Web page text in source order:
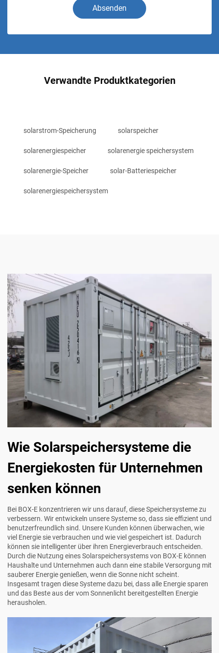
Absenden
Verwandte Produktkategorien
solarstrom-Speicherung solarspeicher
solarenergiespeicher solarenergie speichersystem
solarenergie-Speicher solar-Batteriespeicher
solarenergiespeichersystem
Wie Solarspeichersysteme die
Energiekosten für Unternehmen
senken können
Bei BOX-E konzentrieren wir uns darauf, diese Speichersysteme zu
verbessern. Wir entwickeln unsere Systeme so, dass sie effizient und
benutzerfreundlich sind. Unsere Kunden können überwachen, wie
viel Energie sie verbrauchen und wie viel gespeichert ist. Dadurch
können sie intelligenter über ihren Energieverbrauch entscheiden.
Durch die Nutzung eines Solarspeichersystems von BOX-E können
Haushalte und Unternehmen auch dann eine stabile Versorgung mit
sauberer Energie genießen, wenn die Sonne nicht scheint.
Insgesamt tragen diese Systeme dazu bei, dass alle Energie sparen
und das Beste aus der vom Sonnenlicht bereitgestellten Energie
herausholen.